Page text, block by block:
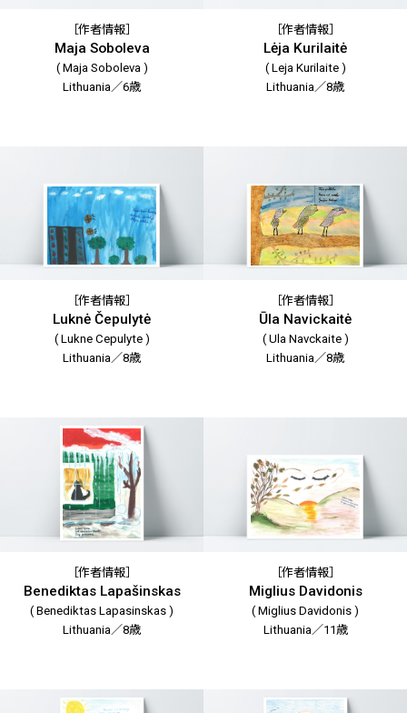
［作者情報］
Maja Soboleva
( Maja Soboleva )
Lithuania／6歳
［作者情報］
Lėja Kurilaitė
( Leja Kurilaite )
Lithuania／8歳
［作者情報］
Luknė Čepulytė
( Lukne Cepulyte )
Lithuania／8歳
［作者情報］
Ūla Navickaitė
( Ula Navckaite )
Lithuania／8歳
［作者情報］
Benediktas Lapašinskas
( Benediktas Lapasinskas )
Lithuania／8歳
［作者情報］
Miglius Davidonis
( Miglius Davidonis )
Lithuania／11歳